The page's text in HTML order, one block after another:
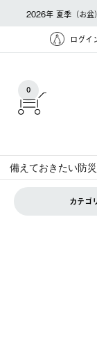
2026年 夏季（お盆
ログイ
0
カテゴ